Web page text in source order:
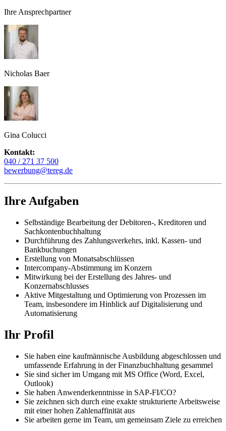
Ihre Ansprechpartner
Nicholas Baer
Gina Colucci
Kontakt:
040 / 271 37 500
bewerbung@tereg.de
Ihre Aufgaben
Selbständige Bearbeitung der Debitoren-, Kreditoren und
Sachkontenbuchhaltung
Durchführung des Zahlungsverkehrs, inkl. Kassen- und
Bankbuchungen
Erstellung von Monatsabschlüssen
Intercompany-Abstimmung im Konzern
Mitwirkung bei der Erstellung des Jahres- und
Konzernabschlusses
Aktive Mitgestaltung und Optimierung von Prozessen im
Team, insbesondere im Hinblick auf Digitalisierung und
Automatisierung
Ihr Profil
Sie haben eine kaufmännische Ausbildung abgeschlossen und
umfassende Erfahrung in der Finanzbuchhaltung gesammel
Sie sind sicher im Umgang mit MS Office (Word, Excel,
Outlook)
Sie haben Anwenderkenntnisse in SAP-FI/CO?
Sie zeichnen sich durch eine exakte strukturierte Arbeitsweise
mit einer hohen Zahlenaffinität aus
Sie arbeiten gerne im Team, um gemeinsam Ziele zu erreichen